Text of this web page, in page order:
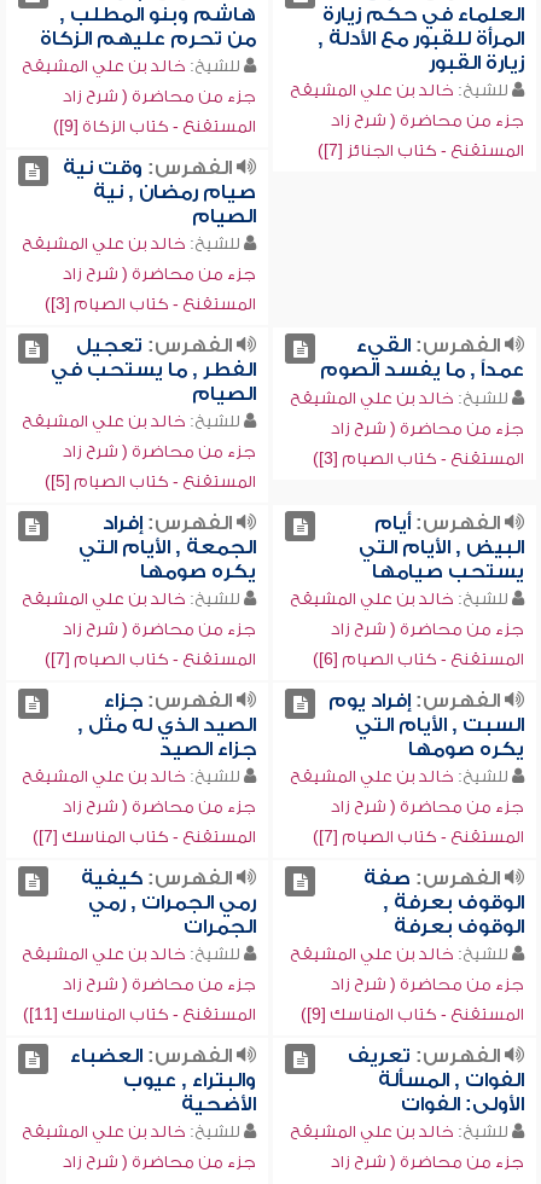
العلماء في حكم زيارة
المرأة للقبور مع الأدلة ,
زيارة القبور
للشيخ: خالد بن علي المشيقح
جزء من محاضرة ( شرح زاد
المستقنع - كتاب الجنائز [7])
هاشم وبنو المطلب ,
من تحرم عليهم الزكاة
للشيخ: خالد بن علي المشيقح
جزء من محاضرة ( شرح زاد
المستقنع - كتاب الزكاة [9])
الفهرس: وقت نية
صيام رمضان , نية
الصيام
للشيخ: خالد بن علي المشيقح
جزء من محاضرة ( شرح زاد
المستقنع - كتاب الصيام [3])
الفهرس:القيء
عمداً , ما يفسد الصوم
للشيخ: خالد بن علي المشيقح
جزء من محاضرة ( شرح زاد
المستقنع - كتاب الصيام [3])
الفهرس: تعجيل
الفطر , ما يستحب في
الصيام
للشيخ: خالد بن علي المشيقح
جزء من محاضرة ( شرح زاد
المستقنع - كتاب الصيام [5])
الفهرس:أيام
البيض , الأيام التي
يستحب صيامها
للشيخ: خالد بن علي المشيقح
جزء من محاضرة ( شرح زاد
المستقنع - كتاب الصيام [6])
الفهرس:إفراد
الجمعة , الأيام التي
يكره صومها
للشيخ: خالد بن علي المشيقح
جزء من محاضرة ( شرح زاد
المستقنع - كتاب الصيام [7])
الفهرس:إفراد يوم
السبت , الأيام التي
يكره صومها
للشيخ: خالد بن علي المشيقح
جزء من محاضرة ( شرح زاد
المستقنع - كتاب الصيام [7])
الفهرس:جزاء
الصيد الذي له مثل ,
جزاء الصيد
للشيخ: خالد بن علي المشيقح
جزء من محاضرة ( شرح زاد
المستقنع - كتاب المناسك [7])
الفهرس: صفة
الوقوف بعرفة ,
الوقوف بعرفة
للشيخ: خالد بن علي المشيقح
جزء من محاضرة ( شرح زاد
المستقنع - كتاب المناسك [9])
الفهرس:كيفية
رمي الجمرات , رمي
الجمرات
للشيخ: خالد بن علي المشيقح
جزء من محاضرة ( شرح زاد
المستقنع - كتاب المناسك [11])
الفهرس: تعريف
الفوات , المسألة
الأولى: الفوات
للشيخ: خالد بن علي المشيقح
جزء من محاضرة ( شرح زاد
الفهرس:العضباء
والبتراء , عيوب
الأضحية
للشيخ: خالد بن علي المشيقح
جزء من محاضرة ( شرح زاد